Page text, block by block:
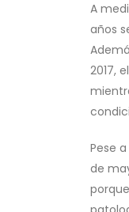
A
años
2017,
Pese
de